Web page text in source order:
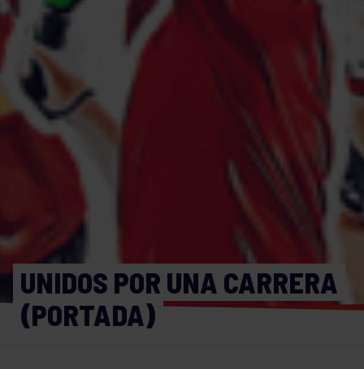
UNIDOS POR UNA CARRERA
(PORTADA)